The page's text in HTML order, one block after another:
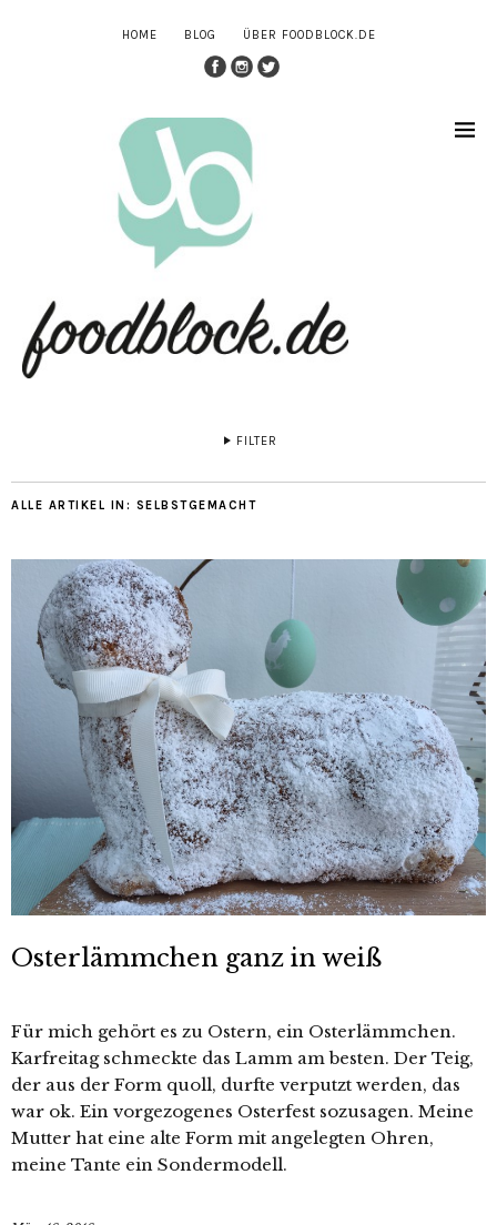
HOME BLOG ÜBER FOODBLOCK.DE
FILTER
ALLE ARTIKEL IN: SELBSTGEMACHT
Osterlämmchen ganz in weiß
Für mich gehört es zu Ostern, ein Osterlämmchen.
Karfreitag schmeckte das Lamm am besten. Der Teig,
der aus der Form quoll, durfte verputzt werden, das
war ok. Ein vorgezogenes Osterfest sozusagen. Meine
Mutter hat eine alte Form mit angelegten Ohren,
meine Tante ein Sondermodell.